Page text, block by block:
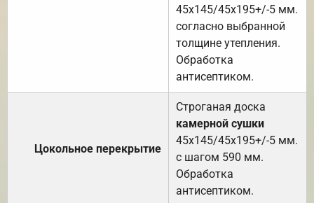
45х145/45х195+/-5 мм.
согласно выбранной
толщине утепления.
Обработка
антисептиком.
Цокольное перекрытие
Строганая доска
камерной сушки
45х145/45х195+/-5 мм.
с шагом 590 мм.
Обработка
антисептиком.